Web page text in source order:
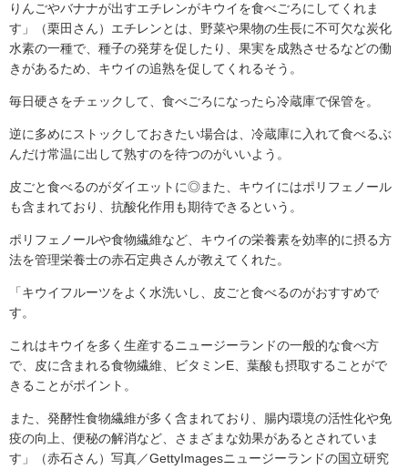
りんごやバナナが出すエチレンがキウイを食べごろにしてくれま
す」（栗田さん）エチレンとは、野菜や果物の生長に不可欠な炭化
水素の一種で、種子の発芽を促したり、果実を成熟させるなどの働
きがあるため、キウイの追熟を促してくれるそう。
毎日硬さをチェックして、食べごろになったら冷蔵庫で保管を。
逆に多めにストックしておきたい場合は、冷蔵庫に入れて食べるぶ
んだけ常温に出して熟すのを待つのがいいよう。
皮ごと食べるのがダイエットに◎また、キウイにはポリフェノール
も含まれており、抗酸化作用も期待できるという。
ポリフェノールや食物繊維など、キウイの栄養素を効率的に摂る方
法を管理栄養士の赤石定典さんが教えてくれた。
「キウイフルーツをよく水洗いし、皮ごと食べるのがおすすめで
す。
これはキウイを多く生産するニュージーランドの一般的な食べ方
で、皮に含まれる食物繊維、ビタミンE、葉酸も摂取することがで
きることがポイント。
また、発酵性食物繊維が多く含まれており、腸内環境の活性化や免
疫の向上、便秘の解消など、さまざまな効果があるとされていま
す」（赤石さん）写真／GettyImagesニュージーランドの国立研究